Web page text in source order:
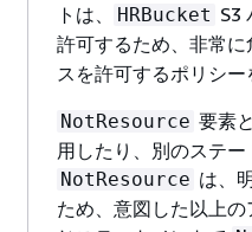
トは、
HRBucket S3
許可するため、非常
スを許可するポリシ
NotResource 要素と
用したり、別のステ
NotResource は、
ため、意図した以上